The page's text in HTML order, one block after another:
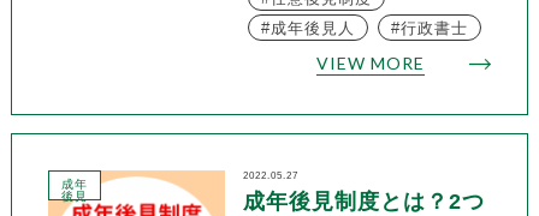
成年後見人
行政書士
VIEW MORE
成年
後見
2022.05.27
成年後見制度とは？2つ